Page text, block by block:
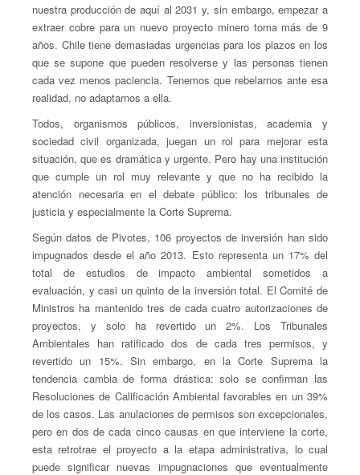
nuestra producción de aquí al 2031 y, sin embargo, empezar a
extraer cobre para un nuevo proyecto minero toma más de 9
años. Chile tiene demasiadas urgencias para los plazos en los
que se supone que pueden resolverse y las personas tienen
cada vez menos paciencia. Tenemos que rebelarnos ante esa
realidad, no adaptarnos a ella.
Todos, organismos públicos, inversionistas, academia y
sociedad civil organizada, juegan un rol para mejorar esta
situación, que es dramática y urgente. Pero hay una institución
que cumple un rol muy relevante y que no ha recibido la
atención necesaria en el debate público: los tribunales de
justicia y especialmente la Corte Suprema.
Según datos de Pivotes, 106 proyectos de inversión han sido
impugnados desde el año 2013. Esto representa un 17% del
total de estudios de impacto ambiental sometidos a
evaluación, y casi un quinto de la inversión total. El Comité de
Ministros ha mantenido tres de cada cuatro autorizaciones de
proyectos, y solo ha revertido un 2%. Los Tribunales
Ambientales han ratificado dos de cada tres permisos, y
revertido un 15%. Sin embargo, en la Corte Suprema la
tendencia cambia de forma drástica: solo se confirman las
Resoluciones de Calificación Ambiental favorables en un 39%
de los casos. Las anulaciones de permisos son excepcionales,
pero en dos de cada cinco causas en que interviene la corte,
esta retrotrae el proyecto a la etapa administrativa, lo cual
puede significar nuevas impugnaciones que eventualmente